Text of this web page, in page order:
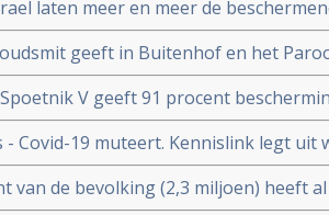
laten meer en meer de
jongeren opgenomen dan ouderen in
geeft in Buitenhof en het
afkomen. Vaccineer alle 60
Spoetnik V geeft 91 procent
tegen ernstig ziek worden. Blijkt
- Covid-19 muteert. Kennislink legt uit
van de bevolking (2,3 miljoen) heeft